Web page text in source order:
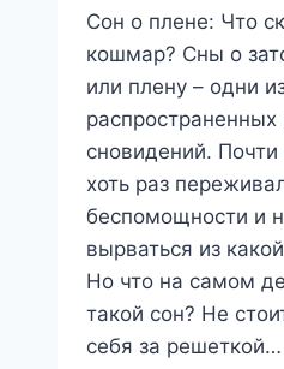
Сон о плене: Что
кошмар? Сны о
или плену – одни
сновидений.
хоть раз
беспомощности и
вырваться из
Но что на самом
такой сон? Не
себя за решеткой…